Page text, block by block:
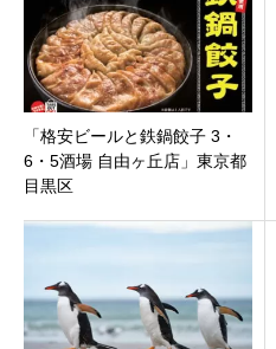
「格安ビールと鉄鍋餃子 3・
6・5酒場 自由ヶ丘店」東京都
目黒区